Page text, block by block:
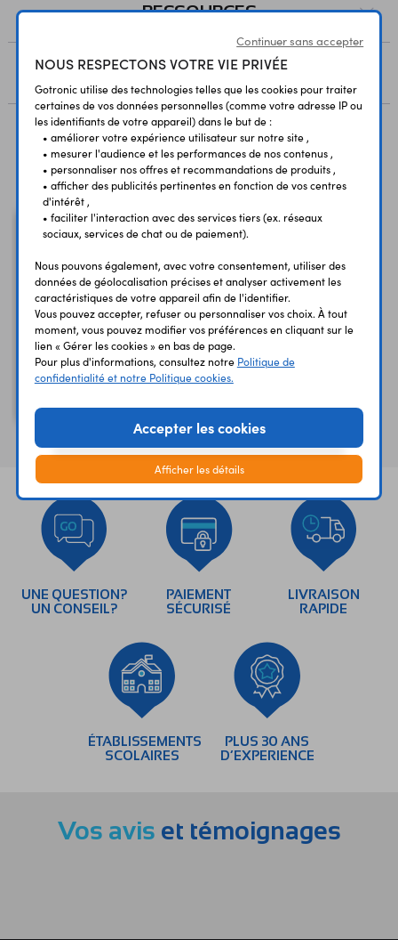
RESSOURCES
AVIS
Vous avez déja consulté
Thermomètre/Hygromètre
1000698
UNE QUESTION?
UN CONSEIL?
PAIEMENT
SÉCURISÉ
LIVRAISON
RAPIDE
ÉTABLISSEMENTS
SCOLAIRES
PLUS 30 ANS
D’EXPERIENCE
Vos avis et témoignages
Continuer sans accepter
NOUS RESPECTONS VOTRE VIE PRIVÉE
Gotronic utilise des technologies telles que les cookies pour traiter
certaines de vos données personnelles (comme votre adresse IP ou
les identifiants de votre appareil) dans le but de :
• améliorer votre expérience utilisateur sur notre site ,
• mesurer l'audience et les performances de nos contenus ,
• personnaliser nos offres et recommandations de produits ,
• afficher des publicités pertinentes en fonction de vos centres
d'intérêt ,
• faciliter l'interaction avec des services tiers (ex. réseaux
sociaux, services de chat ou de paiement).
Nous pouvons également, avec votre consentement, utiliser des
données de géolocalisation précises et analyser activement les
caractéristiques de votre appareil afin de l'identifier.
Vous pouvez accepter, refuser ou personnaliser vos choix. À tout
moment, vous pouvez modifier vos préférences en cliquant sur le
lien « Gérer les cookies » en bas de page.
Pour plus d'informations, consultez notre Politique de
confidentialité et notre Politique cookies.
Accepter les cookies
Afficher les détails